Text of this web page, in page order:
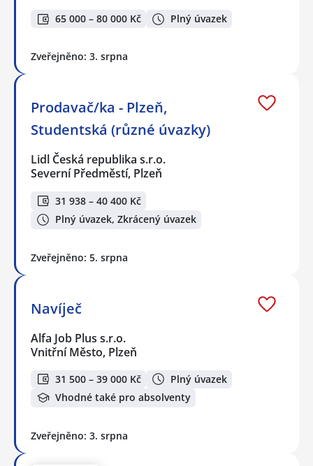
65 000 – 80 000 Kč Plný úvazek
Zveřejněno: 3. srpna
Prodavač/ka - Plzeň,
Studentská (různé úvazky)
Lidl Česká republika s.r.o.
Severní Předměstí, Plzeň
31 938 – 40 400 Kč
Plný úvazek, Zkrácený úvazek
Zveřejněno: 5. srpna
Navíječ
Alfa Job Plus s.r.o.
Vnitřní Město, Plzeň
31 500 – 39 000 Kč
Plný úvazek
Vhodné také pro absolventy
Zveřejněno: 3. srpna